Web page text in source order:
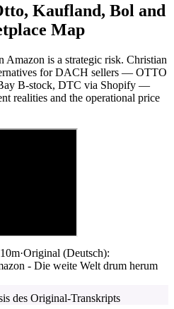
Kaufland, Bol and
Map
Amazon is a strategic risk. Christian
for DACH sellers — OTTO
B-stock, DTC via Shopify —
realities and the operational price
·Original (Deutsch):
- Die weite Welt drum herum
des Original-Transkripts